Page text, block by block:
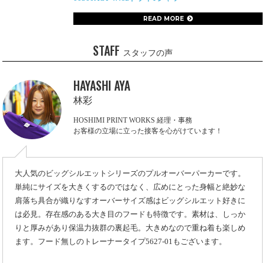
READ MORE
STAFF スタッフの声
HAYASHI AYA
林彩
HOSHIMI PRINT WORKS 経理・事務
お客様の立場に立った接客を心がけています！
大人気のビッグシルエットシリーズのプルオーバーパーカーです。
単純にサイズを大きくするのではなく、広めにとった身幅と絶妙な
肩落ち具合が織りなすオーバーサイズ感はビッグシルエット好きに
は必見。存在感のある大き目のフードも特徴です。素材は、しっか
りと厚みがあり保温力抜群の裏起毛。大きめなので重ね着も楽しめ
ます。フード無しのトレーナータイプ5627-01もございます。